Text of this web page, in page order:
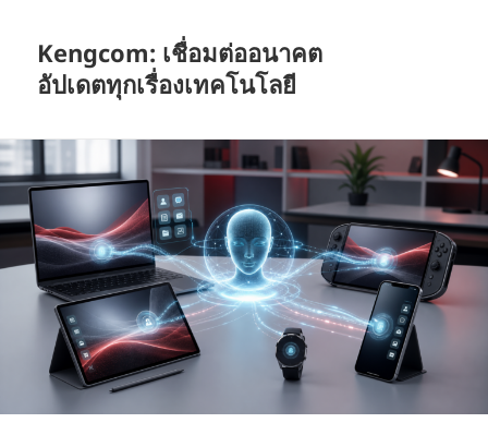
Kengcom: เชื่อมต่ออนาคต
อัปเดตทุกเรื่องเทคโนโลยี